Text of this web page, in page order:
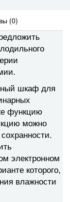
(0)
шкаф для
функцию
можно
электронном
которого,
влажности